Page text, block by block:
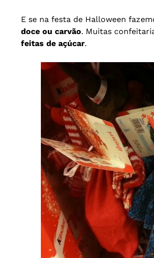
E se na festa de Halloween
doce ou carvão. Muitas
feitas de açúcar.